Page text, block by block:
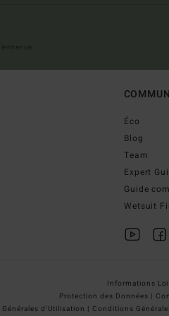
Éco
Blog
Team
Expert
Guide
Wetsuit
Informations
Protection des Données |
d'Utilisation | Conditions